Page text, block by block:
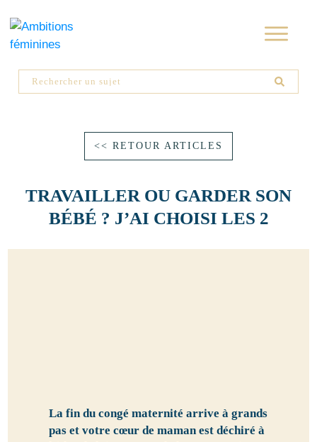
<< RETOUR ARTICLES
TRAVAILLER OU GARDER SON
BÉBÉ ? J’AI CHOISI LES 2
La fin du congé maternité arrive à grands
pas et votre cœur de maman est déchiré à